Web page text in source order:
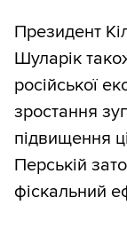
Президент
Шуларік
російської
зростання
підвищення
Перській
фіскальний